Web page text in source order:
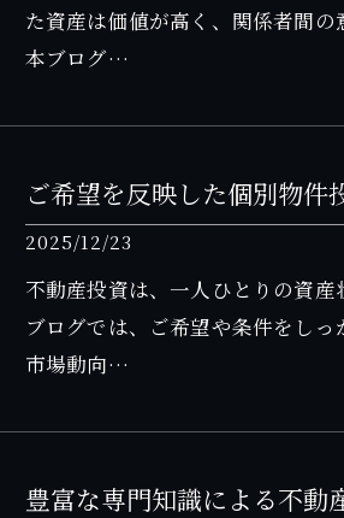
た資産は価値が高く、関係者間の
本ブログ…
ご希望を反映した個別物件
2025/12/23
不動産投資は、一人ひとりの資
ブログでは、ご希望や条件をし
市場動向…
豊富な専門知識による不動